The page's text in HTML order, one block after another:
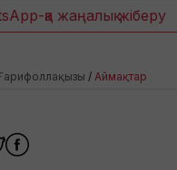
қа жаңалық жіберу
/ Аймақтар